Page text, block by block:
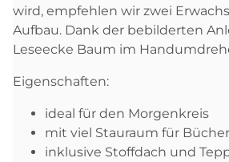
wird, empfehlen wir zwei
Aufbau. Dank der bebilderten
Leseecke Baum im
Eigenschaften:
ideal für den Morgenkreis
mit viel Stauraum für
inklusive Stoffdach und